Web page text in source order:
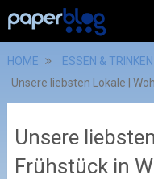
HOME
ESSEN & TRINKEN
Unsere liebsten Lokale |
Unsere
Frühstück in